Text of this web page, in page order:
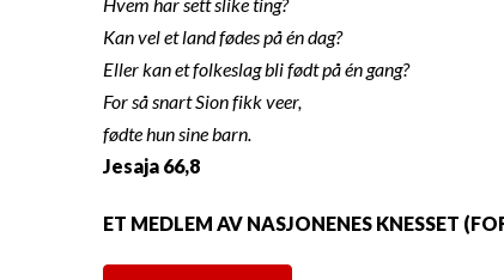
Kan vel et land fødes på én dag?
Eller kan et folkeslag bli født på én gang?
For så snart Sion fikk veer,
fødte hun sine barn.
Jesaja 66,8
ET MEDLEM AV NASJONENES KNESSET